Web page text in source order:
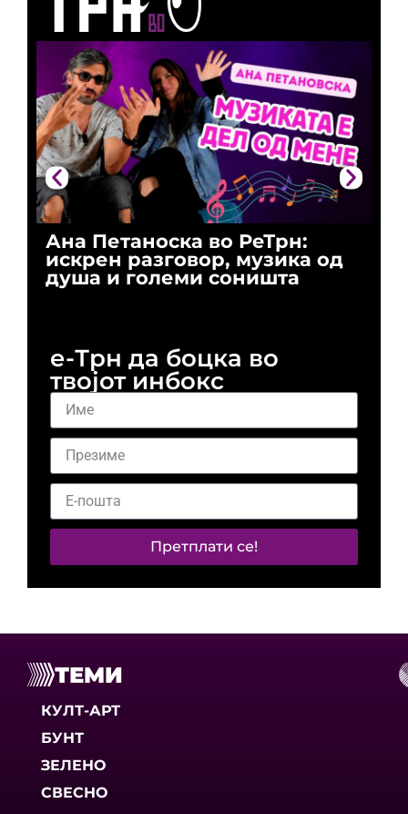
Ана Петаноска во РеТрн:
искрен разговор, музика од
душа и големи соништа
е-Трн да боцка во
твојот инбокс
Претплати се!
ТЕМИ
КУЛТ-АРТ
БУНТ
ЗЕЛЕНО
СВЕСНО